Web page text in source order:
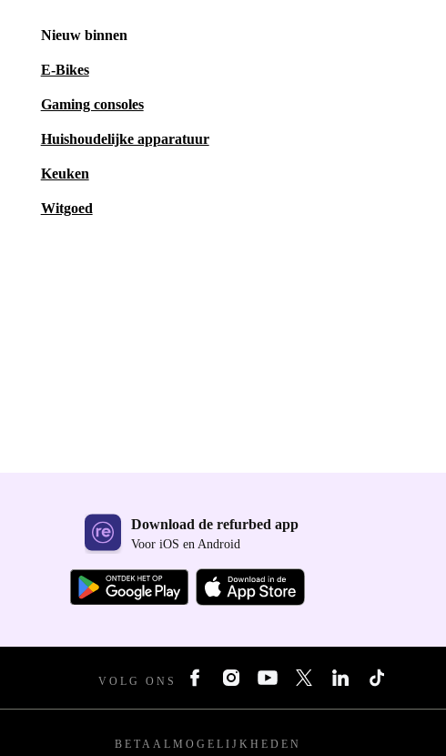
Nieuw binnen
E-Bikes
Gaming consoles
Huishoudelijke apparatuur
Keuken
Witgoed
Download de refurbed app
Voor iOS en Android
VOLG ONS
BETAALMOGELIJKHEDEN